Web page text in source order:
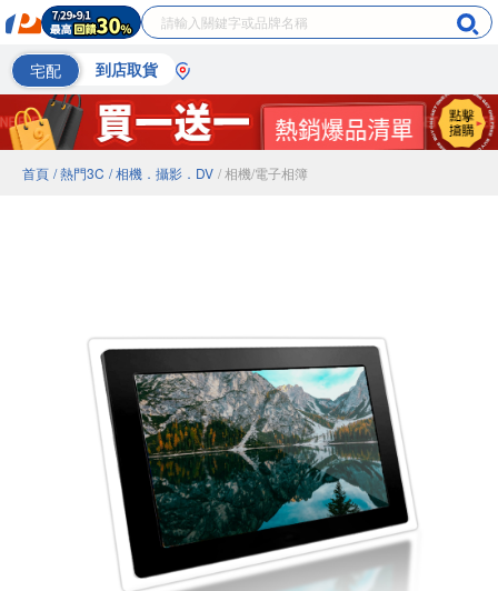
宅配 到店取貨
首頁 / 熱門3C / 相機．攝影．DV / 相機/電子相簿